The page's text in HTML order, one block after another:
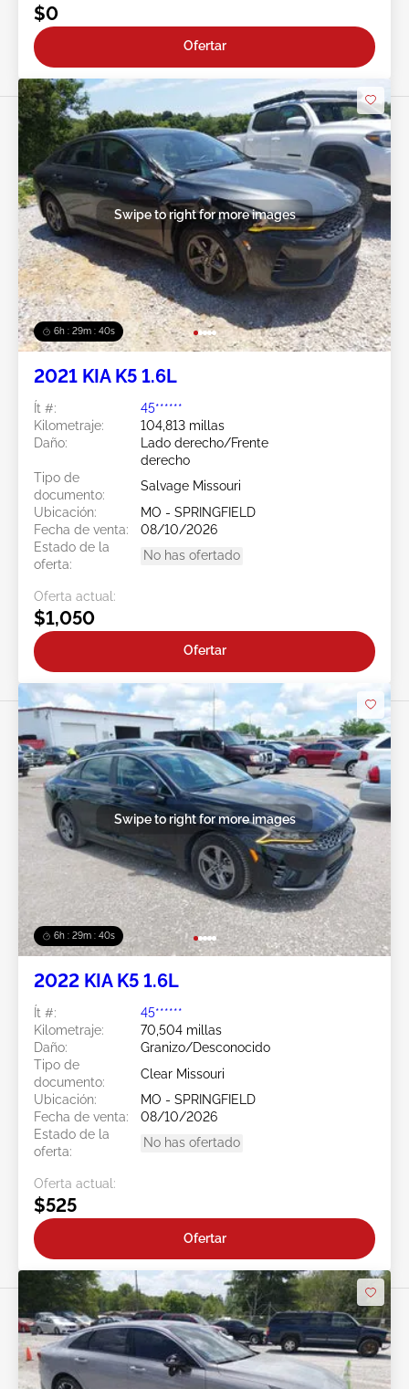
$0
Ofertar
6h : 29m : 37s
Swipe to right for more images
2021 KIA K5 1.6L
Ít #:
45******
Kilometraje:
104,813 millas
Daño:
Lado derecho/Frente
derecho
Tipo de
documento:
Salvage Missouri
Ubicación:
MO - SPRINGFIELD
Fecha de venta:
08/10/2026
Estado de la
oferta:
No has ofertado
Oferta actual:
$1,050
Ofertar
6h : 29m : 37s
Swipe to right for more images
2022 KIA K5 1.6L
Ít #:
45******
Kilometraje:
70,504 millas
Daño:
Granizo/Desconocido
Tipo de
documento:
Clear Missouri
Ubicación:
MO - SPRINGFIELD
Fecha de venta:
08/10/2026
Estado de la
oferta:
No has ofertado
Oferta actual:
$525
Ofertar